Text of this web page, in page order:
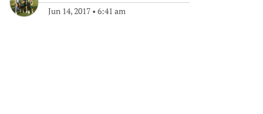
Jun 14, 2017 • 6:41 am